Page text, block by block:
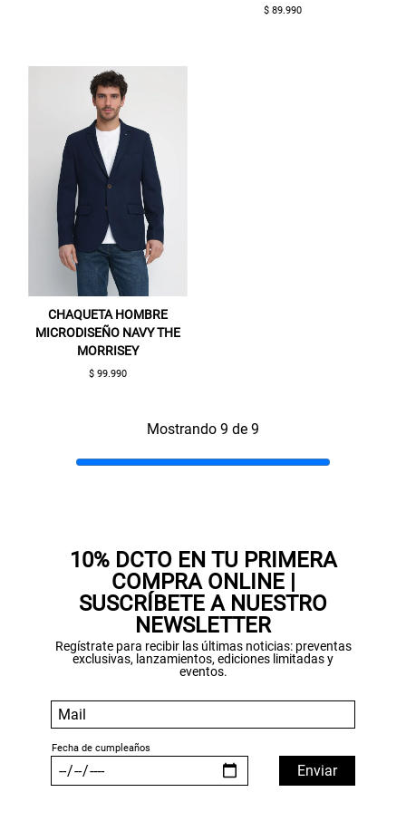
$ 89.990
CHAQUETA HOMBRE
MICRODISEÑO NAVY THE
MORRISEY
$ 99.990
Mostrando 9 de 9
10% DCTO EN TU PRIMERA
COMPRA ONLINE |
SUSCRÍBETE A NUESTRO
NEWSLETTER
Regístrate para recibir las últimas noticias: preventas
exclusivas, lanzamientos, ediciones limitadas y
eventos.